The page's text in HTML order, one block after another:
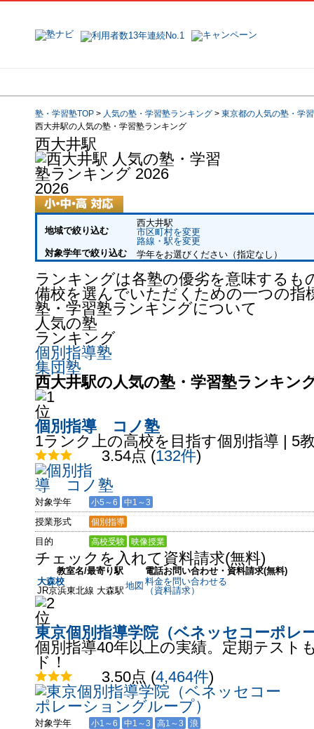
塾・学習塾TOP > 人気の塾・学習塾ランキング > 東京都の人気の塾・学
西大井駅の人気の塾・学習塾ランキング
西大井駅
2026
地域で絞り込む
西大井駅
市区町村を変更
路線・駅を変更
対象学年で絞り込む 学年をお選びください（指定なし）
ランキングは各塾の優劣を意味するも
備校を選んでいただくための一つの指
塾・学習塾ランキングについて
人気の塾
ランキング
個別指導塾
集団塾
西大井駅の人気の塾・学習塾ランキン
個別指導 コノ塾
1ランク上の高校を目指す個別指導 | 5
3.54点 (132件)
対象学年 小5～6 中1～3
授業形式 個別指導
目的 高校受験 映像授業
チェックを入れて資料請求(無料)
教室名/最寄り駅
電話お問い合わせ・資料請求(無料)
大森校
JR京浜東北線 大森駅 地図 料金を問い合わせる
（資料請求）
東京個別指導学院（ベネッセコーポレ
個別指導40年以上の実績。定期テスト
ド！
3.50点 (4,464件)
対象学年 小1～6 中1～3 高1～3 浪